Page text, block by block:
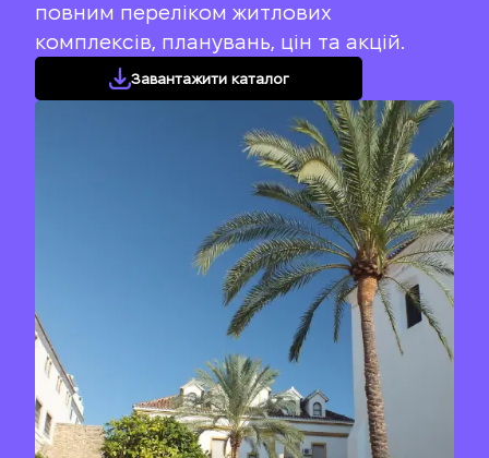
повним переліком житлових
комплексів, планувань, цін та акцій.
Завантажити каталог